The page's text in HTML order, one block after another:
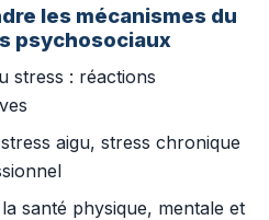
les mécanismes du
psychosociaux
stress : réactions
aigu, stress chronique
santé physique, mentale et